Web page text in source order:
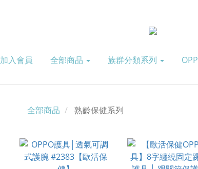
加入會員 全部商品 族群分類系列
全部商品 熟齡保健系列